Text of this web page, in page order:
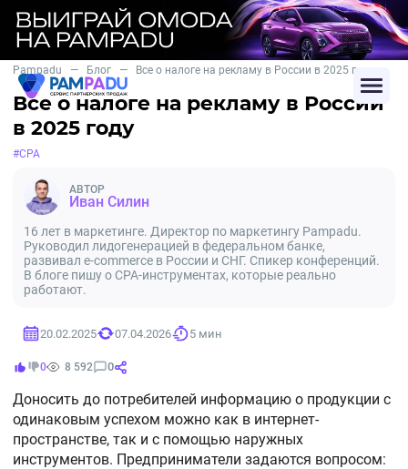
Pampadu — Блог — Все о налоге на рекламу в России в 2025 году
Все о налоге на рекламу в России
в 2025 году
#CPA
АВТОР
Иван Силин
16 лет в маркетинге. Директор по маркетингу Pampadu.
Руководил лидогенерацией в федеральном банке,
развивал e-commerce в России и СНГ. Спикер конференций.
В блоге пишу о CPA-инструментах, которые реально
работают.
20.02.2025 07.04.2026 5 мин
0 8 592 0
Доносить до потребителей информацию о продукции с
одинаковым успехом можно как в интернет-
пространстве, так и с помощью наружных
инструментов. Предприниматели задаются вопросом: